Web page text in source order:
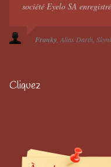
société Eyelo SA
Franky Alias Darth
Cliquez